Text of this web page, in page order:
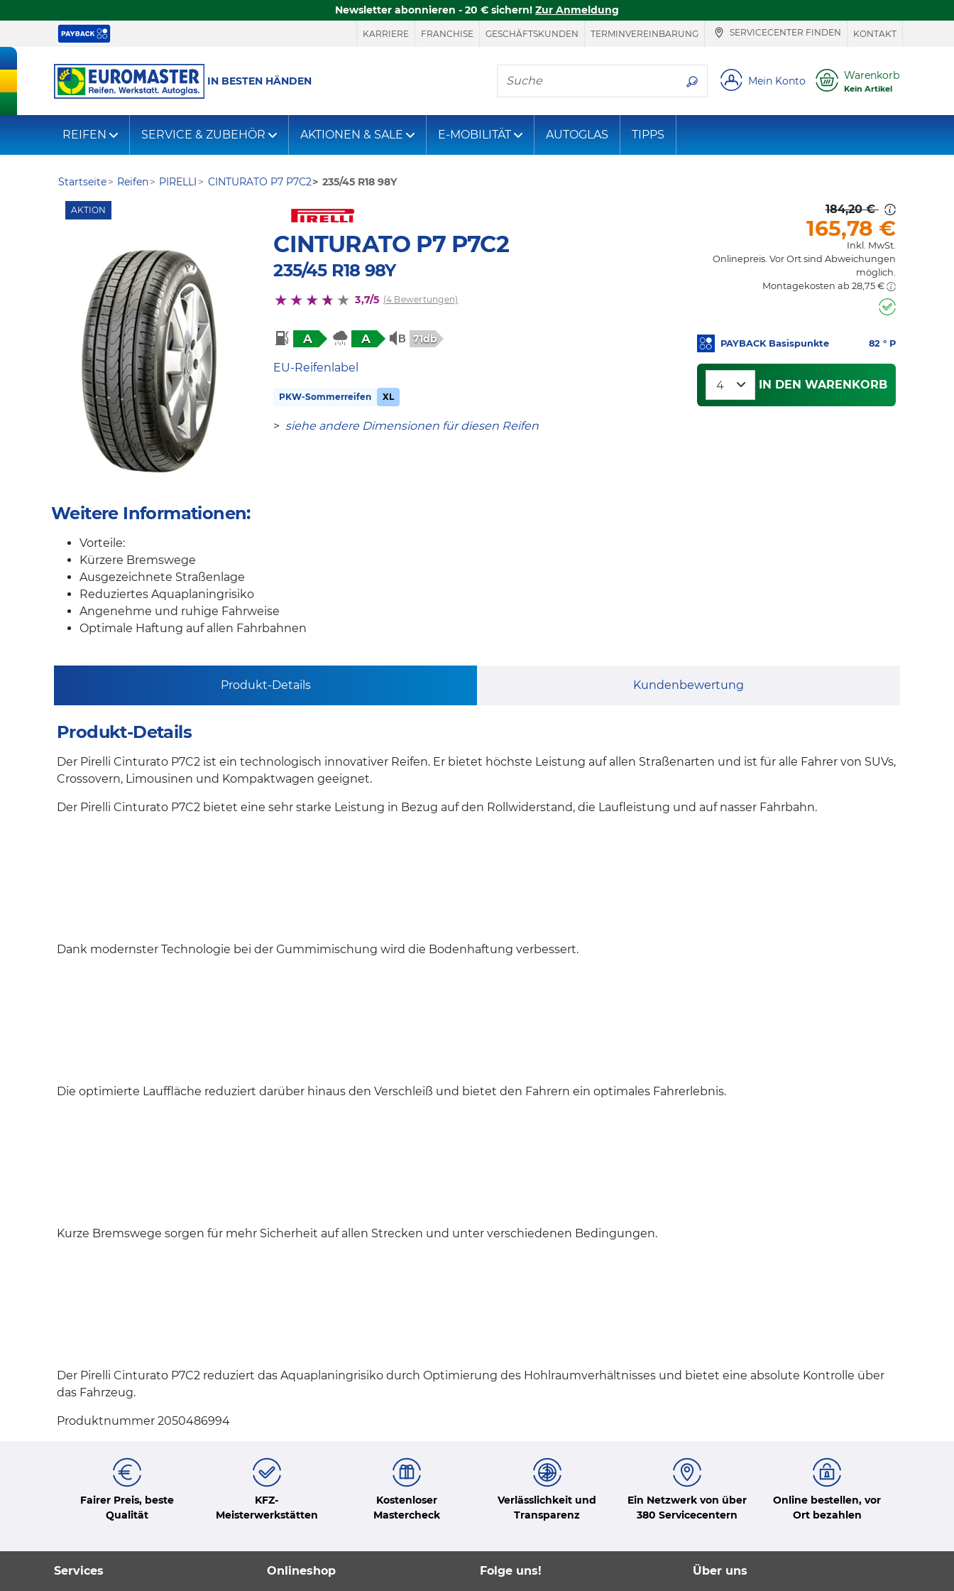
Newsletter abonnieren - 20 € sichern! Zur Anmeldung
KARRIERE FRANCHISE GESCHÄFTSKUNDEN TERMINVEREINBARUNG SERVICECENTER FINDEN KONTAKT
IN BESTEN HÄNDEN
Hier finden Sie, was Sie suchen
Mein Konto Warenkorb
Kein Artikel
REIFEN SERVICE & ZUBEHÖR AKTIONEN & SALE E-MOBILITÄT AUTOGLAS TIPPS
Startseite Reifen PIRELLI CINTURATO P7 P7C2 235/45 R18 98Y
AKTION
CINTURATO P7 P7C2
235/45 R18 98Y
3,7/5 (4 Bewertungen)
A A 71db
EU-Reifenlabel
PKW-Sommerreifen XL
> siehe andere Dimensionen für diesen Reifen
184,20 €
165,78 €
Inkl. MwSt.
Onlinepreis. Vor Ort sind Abweichungen
möglich.
Montagekosten ab 28,75 €
PAYBACK Basispunkte 82 ° P
IN DEN WARENKORB
Weitere Informationen:
Vorteile:
Kürzere Bremswege
Ausgezeichnete Straßenlage
Reduziertes Aquaplaningrisiko
Angenehme und ruhige Fahrweise
Optimale Haftung auf allen Fahrbahnen
Produkt-Details Kundenbewertung
Produkt-Details
Der Pirelli Cinturato P7C2 ist ein technologisch innovativer Reifen. Er bietet höchste Leistung auf allen Straßenarten und ist für alle Fahrer von SUVs,
Crossovern, Limousinen und Kompaktwagen geeignet.
Der Pirelli Cinturato P7C2 bietet eine sehr starke Leistung in Bezug auf den Rollwiderstand, die Laufleistung und auf nasser Fahrbahn.
Dank modernster Technologie bei der Gummimischung wird die Bodenhaftung verbessert.
Die optimierte Lauffläche reduziert darüber hinaus den Verschleiß und bietet den Fahrern ein optimales Fahrerlebnis.
Kurze Bremswege sorgen für mehr Sicherheit auf allen Strecken und unter verschiedenen Bedingungen.
Der Pirelli Cinturato P7C2 reduziert das Aquaplaningrisiko durch Optimierung des Hohlraumverhältnisses und bietet eine absolute Kontrolle über
das Fahrzeug.
Produktnummer 2050486994
Fairer Preis, beste
Qualität
KFZ-
Meisterwerkstätten
Kostenloser
Mastercheck
Verlässlichkeit und
Transparenz
Ein Netzwerk von über
380 Servicecentern
Online bestellen, vor
Ort bezahlen
Services Onlineshop Folge uns! Über uns